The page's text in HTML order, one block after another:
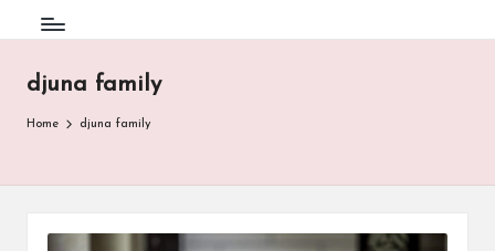
djuna family
Home djuna family